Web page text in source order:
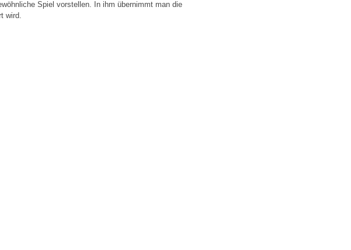
Spiel vorstellen. In ihm übernimmt man die
wird.